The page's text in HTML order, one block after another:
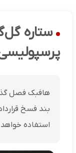
ستاره
هافبک فصل
بند فسخ
استفاده